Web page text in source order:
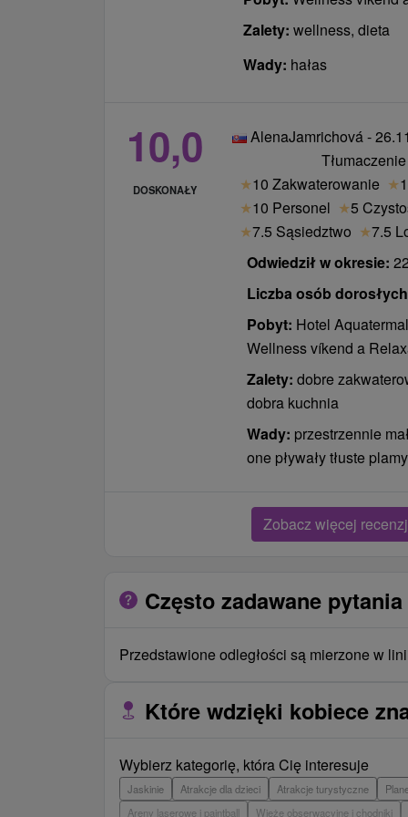
Zalety: wellness, dieta
Wady: hałas
10,0
DOSKONAŁY
AlenaJamrichová -
★10 Zakwaterowanie ★
★10 Personel ★5
★7.5 Sąsiedztwo ★7.5
Odwiedził w okresie:
Liczba osób
Pobyt: Hotel
Wellness víkend a
Zalety: dobre
dobra kuchnia
Wady: przestrzennie
one pływały tłuste plamy
Zobacz więcej
Często zadawane
Przedstawione odległości są mierzone w
Które wdzięki kobiece
Wybierz kategorię, która Cię interesuje
Jaskinie Atrakcje dla dzieci Atrakcje turystyczne
Areny laserowe i paintball
Wieże obserwacyjne i chodniki